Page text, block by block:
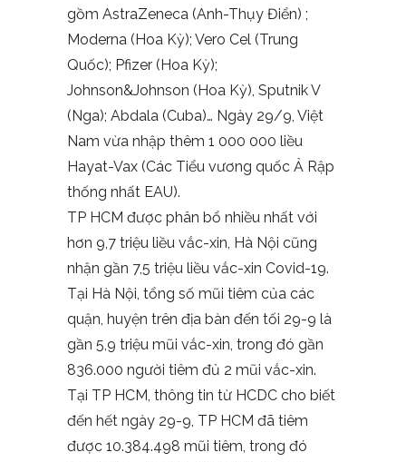
gồm AstraZeneca (Anh-Thụy Điển) ;
Moderna (Hoa Kỳ); Vero Cel (Trung
Quốc); Pfizer (Hoa Kỳ);
Johnson&Johnson (Hoa Kỳ), Sputnik V
(Nga); Abdala (Cuba)… Ngày 29/9, Việt
Nam vừa nhập thêm 1 000 000 liều
Hayat-Vax (Các Tiểu vương quốc Ả Rập
thống nhất EAU).
TP HCM được phân bổ nhiều nhất với
hơn 9,7 triệu liều vắc-xin, Hà Nội cũng
nhận gần 7,5 triệu liều vắc-xin Covid-19.
Tại Hà Nội, tổng số mũi tiêm của các
quận, huyện trên địa bàn đến tối 29-9 là
gần 5,9 triệu mũi vắc-xin, trong đó gần
836.000 người tiêm đủ 2 mũi vắc-xin.
Tại TP HCM, thông tin từ HCDC cho biết
đến hết ngày 29-9, TP HCM đã tiêm
được 10.384.498 mũi tiêm, trong đó